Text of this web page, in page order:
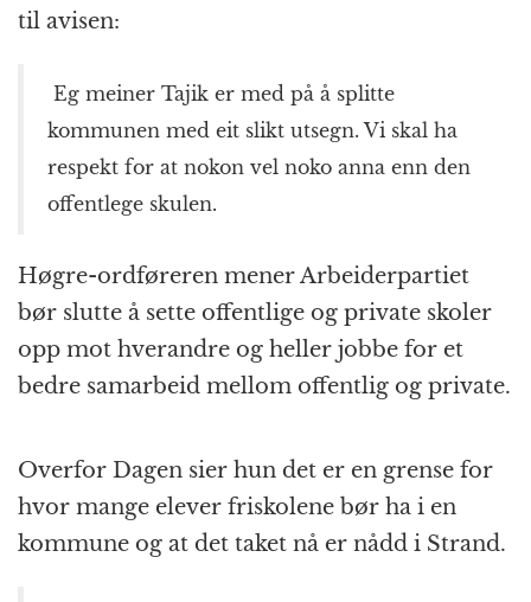
til avisen:
Eg meiner Tajik er med på å splitte
kommunen med eit slikt utsegn. Vi skal ha
respekt for at nokon vel noko anna enn den
offentlege skulen.
Høgre-ordføreren mener Arbeiderpartiet
bør slutte å sette offentlige og private skoler
opp mot hverandre og heller jobbe for et
bedre samarbeid mellom offentlig og private.
Overfor Dagen sier hun det er en grense for
hvor mange elever friskolene bør ha i en
kommune og at det taket nå er nådd i Strand.